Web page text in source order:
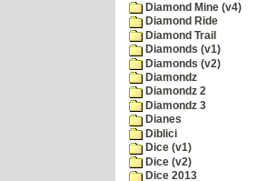
Diamond Mine (v4)
Diamond Ride
Diamond Trail
Diamonds (v1)
Diamonds (v2)
Diamondz
Diamondz 2
Diamondz 3
Dianes
Diblici
Dice (v1)
Dice (v2)
Dice 2013